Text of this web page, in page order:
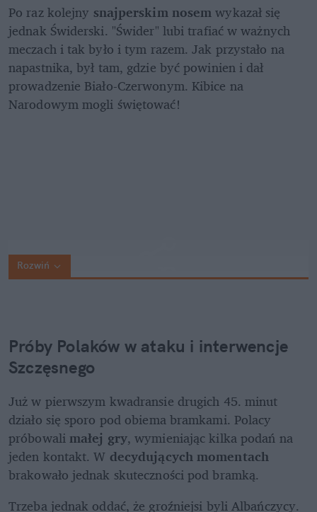
Po raz kolejny snajperskim nosem wykazał się
jednak Świderski. "Świder" lubi trafiać w ważnych
meczach i tak było i tym razem. Jak przystało na
napastnika, był tam, gdzie być powinien i dał
prowadzenie Biało-Czerwonym. Kibice na
Narodowym mogli świętować!
Rozwiń
Próby Polaków w ataku i interwencje
Szczęsnego
Już w pierwszym kwadransie drugich 45. minut
działo się sporo pod obiema bramkami. Polacy
próbowali małej gry, wymieniając kilka podań na
jeden kontakt. W
decydujących momentach
brakowało jednak skuteczności pod bramką.